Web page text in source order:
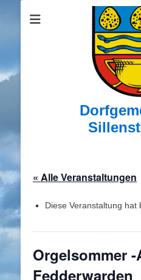
« Alle Veranstaltungen
Diese Veranstaltung hat
Orgelsommer
Fedderwarden